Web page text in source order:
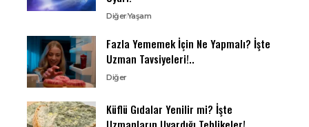
DiğerYaşam
Fazla Yememek İçin Ne Yapmalı? İşte
Uzman Tavsiyeleri!..
Diğer
Küflü Gıdalar Yenilir mi? İşte